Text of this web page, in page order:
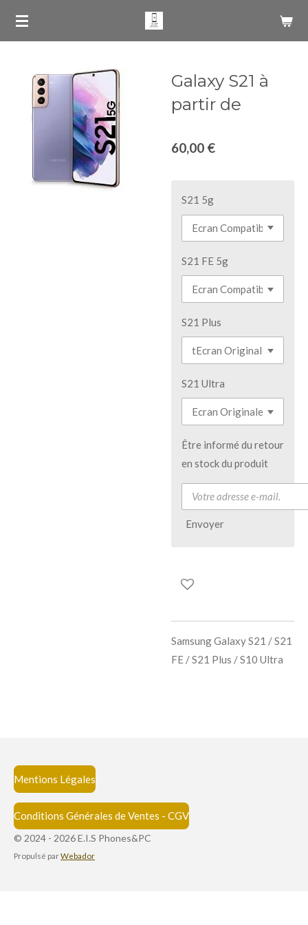
Passer
Galaxy S21 à
partir de
60,00 €
S21 5g
S21 FE 5g
S21 Plus
S21 Ultra
Être informé du retour
en stock du produit
Envoyer
Samsung Galaxy S21 / S21
FE / S21 Plus / S10 Ultra
Mentions Légales
Conditions Générales de Ventes - CGV
© 2024 - 2026 E.I.S Phones&PC
Propulsé parWebador